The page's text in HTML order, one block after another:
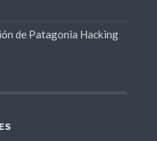
de Patagonia Hacking